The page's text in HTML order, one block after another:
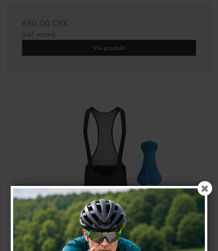
650,00 DKK
(inkl. moms)
Vis produkt